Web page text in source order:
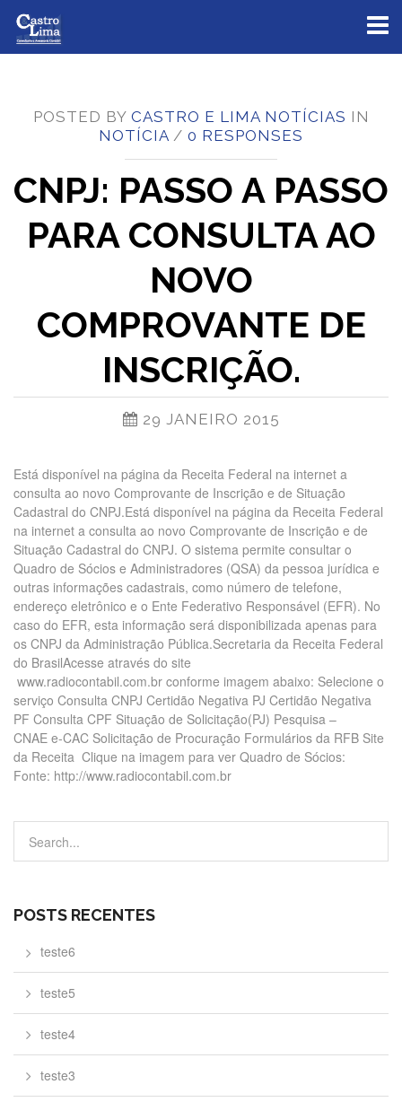
POSTED BY CASTRO E LIMA NOTÍCIAS IN
NOTÍCIA / 0 RESPONSES
CNPJ: PASSO A PASSO
PARA CONSULTA AO
NOVO
COMPROVANTE DE
INSCRIÇÃO.
29 JANEIRO 2015
Está disponível na página da Receita Federal na internet a
consulta ao novo Comprovante de Inscrição e de Situação
Cadastral do CNPJ.Está disponível na página da Receita Federal
na internet a consulta ao novo Comprovante de Inscrição e de
Situação Cadastral do CNPJ. O sistema permite consultar o
Quadro de Sócios e Administradores (QSA) da pessoa jurídica e
outras informações cadastrais, como número de telefone,
endereço eletrônico e o Ente Federativo Responsável (EFR). No
caso do EFR, esta informação será disponibilizada apenas para
os CNPJ da Administração Pública.Secretaria da Receita Federal
do BrasilAcesse através do site
www.radiocontabil.com.br conforme imagem abaixo: Selecione o
serviço Consulta CNPJ Certidão Negativa PJ Certidão Negativa
PF Consulta CPF Situação de Solicitação(PJ) Pesquisa –
CNAE e-CAC Solicitação de Procuração Formulários da RFB Site
da Receita Clique na imagem para ver Quadro de Sócios:
Fonte: http://www.radiocontabil.com.br
POSTS RECENTES
teste6
teste5
teste4
teste3